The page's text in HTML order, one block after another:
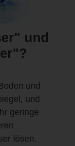
und
und
und
geringe
lösen.